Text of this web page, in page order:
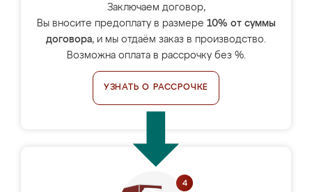
Заключаем договор,
Вы вносите предоплату в размере 10% от суммы
договора, и мы отдаём заказ в производство.
Возможна оплата в рассрочку без %.
УЗНАТЬ О РАССРОЧКЕ